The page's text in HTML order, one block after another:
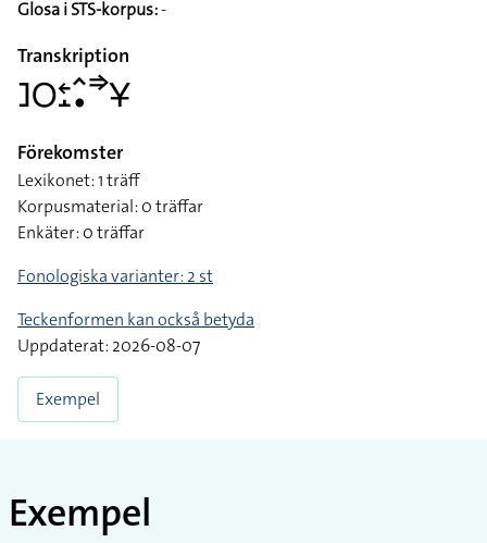
Glosa i STS-korpus:-
Transkription
􌤔􌥆􌥓􌤸􌥦􌥡􌦆􌥃
Förekomster
Lexikonet: 1 träff
Korpusmaterial: 0 träffar
Enkäter: 0 träffar
Fonologiska varianter: 2 st
Teckenformen kan också betyda
Uppdaterat: 2026-08-07
Exempel
Exempel